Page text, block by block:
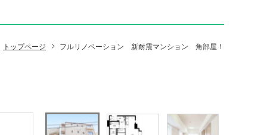
トップページ フルリノベーション 新耐震マンション 角部屋！